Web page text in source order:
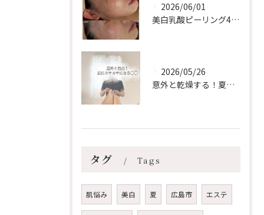
2026/06/01
美白乳酸ピーリング4回❄️【安佐南区/スノーピール/シミケア...
2026/05/26
意外と乾燥する！夏のリップケア【安佐南区エステ/ハーブピーリ...
タグ Tags
肌悩み 美白 夏 広島市 エステ